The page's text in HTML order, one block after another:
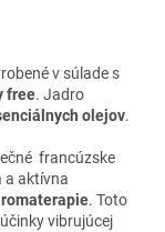
v súlade s
free. Jadro
olejov.
francúzske
a aktívna
. Toto
vibrujúcej